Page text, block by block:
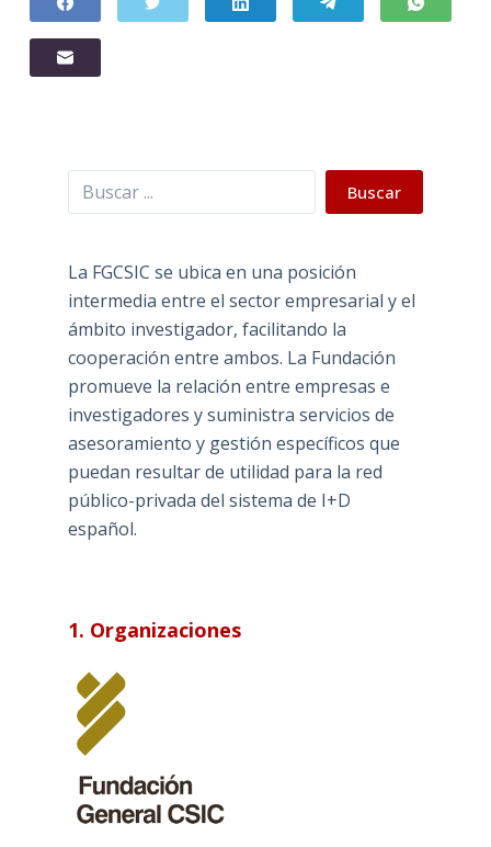
Buscar Buscar
La FGCSIC se ubica en una posición
intermedia entre el sector empresarial y el
ámbito investigador, facilitando la
cooperación entre ambos. La Fundación
promueve la relación entre empresas e
investigadores y suministra servicios de
asesoramiento y gestión específicos que
puedan resultar de utilidad para la red
público-privada del sistema de I+D
español.
1. Organizaciones